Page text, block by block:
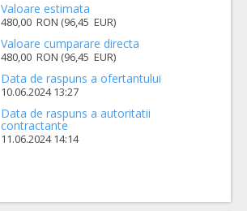
Valoare estimata
480,00 RON (96,45 EUR)
Valoare cumparare directa
480,00 RON (96,45 EUR)
Data de raspuns a ofertantului
10.06.2024 13:27
Data de raspuns a autoritatii
contractante
11.06.2024 14:14